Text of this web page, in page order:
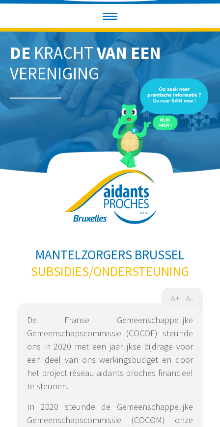
DE KRACHTVAN EEN
VERENIGING
MANTELZORGERS BRUSSEL
SUBSIDIES/ONDERSTEUNING
A+ A-
De Franse Gemeenschappelijke
Gemeenschapscommissie (COCOF) steunde
ons in 2020 met een jaarlijkse bijdrage voor
een deel van ons werkingsbudget en door
het project réseau aidants proches financieel
te steunen.
In 2020 steunde de Gemeenschappelijke
Gemeenschapscommissie (COCOM) onze